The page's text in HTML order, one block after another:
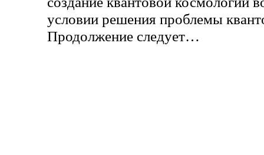
условии решения проблемы
Продолжение следует…